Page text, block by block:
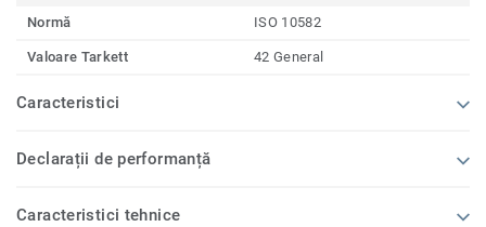
Normă
ISO 10582
Valoare Tarkett 42 General
Caracteristici
Declarații de performanță
Caracteristici tehnice